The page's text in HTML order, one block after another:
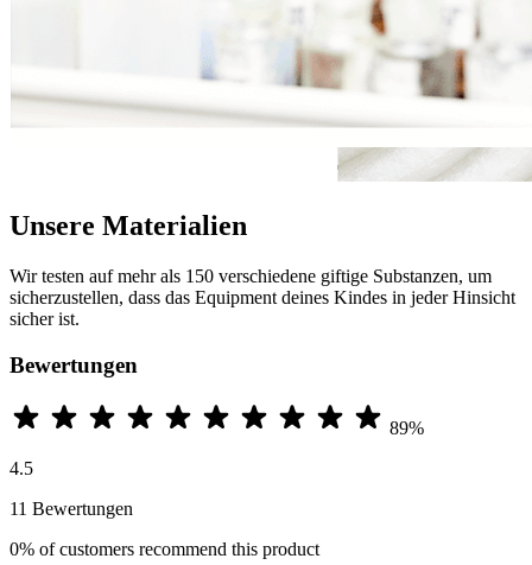
Unsere Materialien
Wir testen auf mehr als 150 verschiedene giftige Substanzen, um
sicherzustellen, dass das Equipment deines Kindes in jeder Hinsicht
sicher ist.
Bewertungen
89%
4.5
11 Bewertungen
0% of customers recommend this product